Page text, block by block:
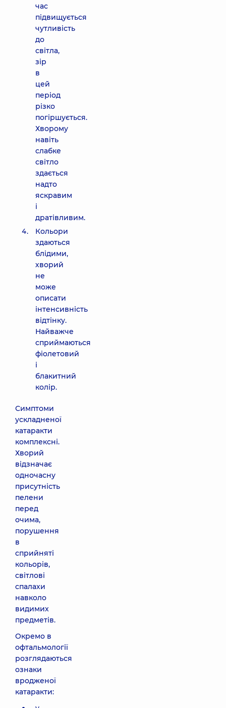
час
підвищується
чутливість
до
світла,
зір
в
цей
період
різко
погіршується.
Хворому
навіть
слабке
світло
здається
надто
яскравим
і
дратівливим.
Кольори
здаються
блідими,
хворий
не
може
описати
інтенсивність
відтінку.
Найважче
сприймаються
фіолетовий
і
блакитний
колір.
Симптоми
ускладненої
катаракти
комплексні.
Хворий
відзначає
одночасну
присутність
пелени
перед
очима,
порушення
в
сприйняті
кольорів,
світлові
спалахи
навколо
видимих
предметів.
Окремо в
офтальмології
розглядаються
ознаки
вродженої
катаракти: